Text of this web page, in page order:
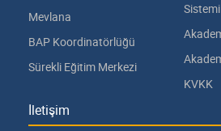
Mevlana
BAP Koordinatörlüğü
Sürekli Eğitim Merkezi
Sistemi
KVKK
İletişim